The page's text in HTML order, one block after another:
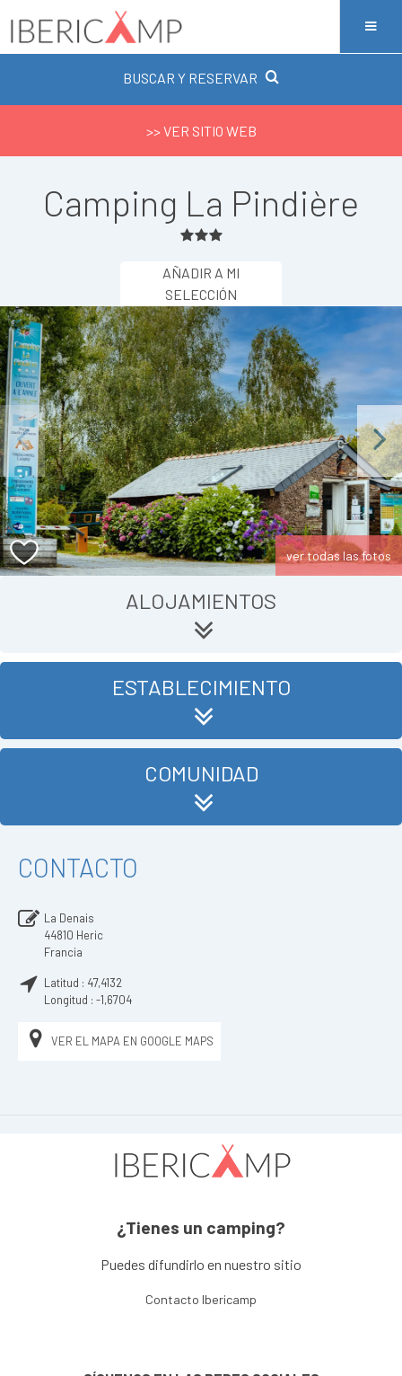
BUSCAR Y RESERVAR
>> VER SITIO WEB
Camping La Pindière
AÑADIR A MI
SELECCIÓN
Next
ver todas las fotos
ALOJAMIENTOS
ESTABLECIMIENTO
COMUNIDAD
CONTACTO
La Denais
44810 Heric
Francia
Latitud : 47,4132
Longitud : -1,6704
VER EL MAPA EN GOOGLE MAPS
¿Tienes un camping?
Puedes difundirlo en nuestro sitio
Contacto Ibericamp